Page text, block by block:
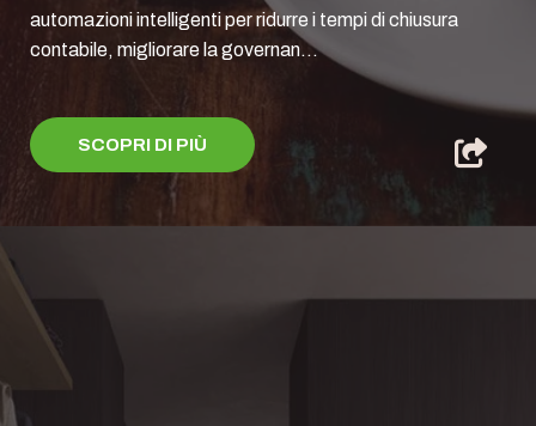
automazioni intelligenti per ridurre i tempi di chiusura
contabile, migliorare la governan...
SCOPRI DI PIÙ